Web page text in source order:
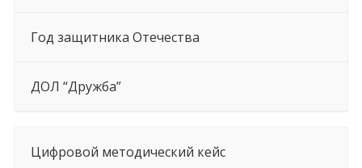
Год защитника Отечества
ДОЛ “Дружба”
Цифровой методический кейс